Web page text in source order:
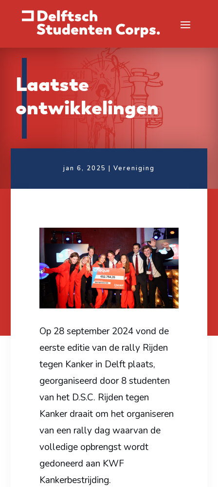
Laatste
ontwikkelingen
jan 6, 2025 | Vereniging
Op 28 september 2024 vond de
eerste editie van de rally Rijden
tegen Kanker in Delft plaats,
georganiseerd door 8 studenten
van het D.S.C. Rijden tegen
Kanker draait om het organiseren
van een rally dag waarvan de
volledige opbrengst wordt
gedoneerd aan KWF
Kankerbestrijding.